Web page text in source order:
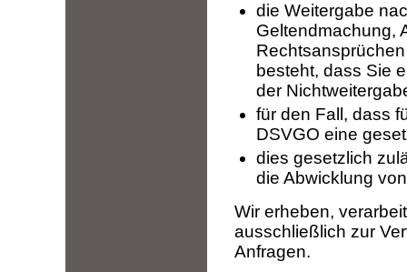
die Weitergabe
Geltendmachung,
besteht, dass Sie
der
für den Fall, dass
DSVGO eine
dies gesetzlich
die Abwicklung
Wir erheben,
ausschließlich zur
Anfragen.